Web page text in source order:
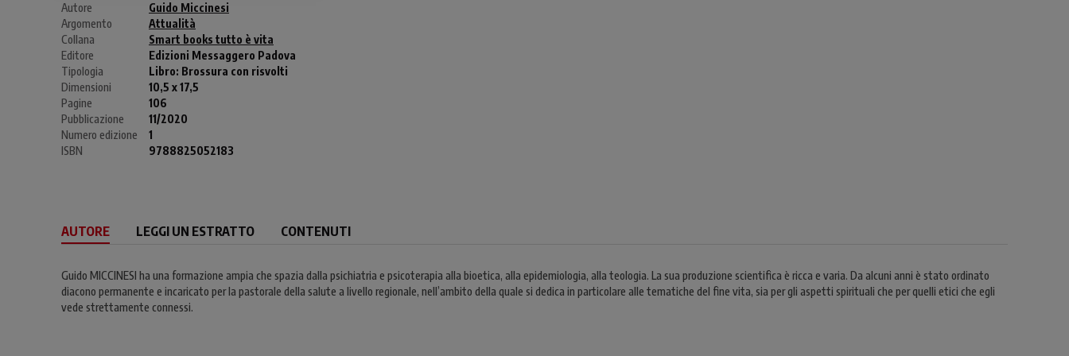
Autore
Guido Miccinesi
Argomento
Attualità
Collana
Smart books tutto è vita
Editore
Edizioni Messaggero Padova
Tipologia
Libro: Brossura con risvolti
Dimensioni
10,5 x 17,5
Pagine
106
Pubblicazione
11/2020
Numero edizione
1
ISBN
9788825052183
AUTORE LEGGI UN ESTRATTO CONTENUTI
Guido MICCINESI ha una formazione ampia che spazia dalla psichiatria e psicoterapia alla bioetica, alla epidemiologia, alla teologia. La sua produzione scientifica è ricca e varia. Da alcuni anni è stato ordinato
diacono permanente e incaricato per la pastorale della salute a livello regionale, nell’ambito della quale si dedica in particolare alle tematiche del fine vita, sia per gli aspetti spirituali che per quelli etici che egli
vede strettamente connessi.